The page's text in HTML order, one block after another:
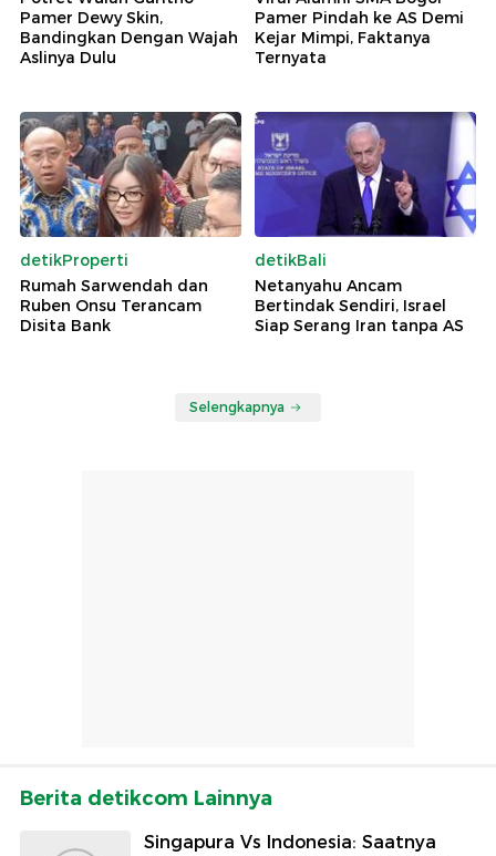
Pamer Dewy Skin,
Bandingkan Dengan Wajah
Aslinya Dulu
Pamer Pindah ke AS Demi
Kejar Mimpi, Faktanya
Ternyata
detikProperti
Rumah Sarwendah dan
Ruben Onsu Terancam
Disita Bank
detikBali
Netanyahu Ancam
Bertindak Sendiri, Israel
Siap Serang Iran tanpa AS
Selengkapnya
Berita detikcom Lainnya
Singapura Vs Indonesia: Saatnya